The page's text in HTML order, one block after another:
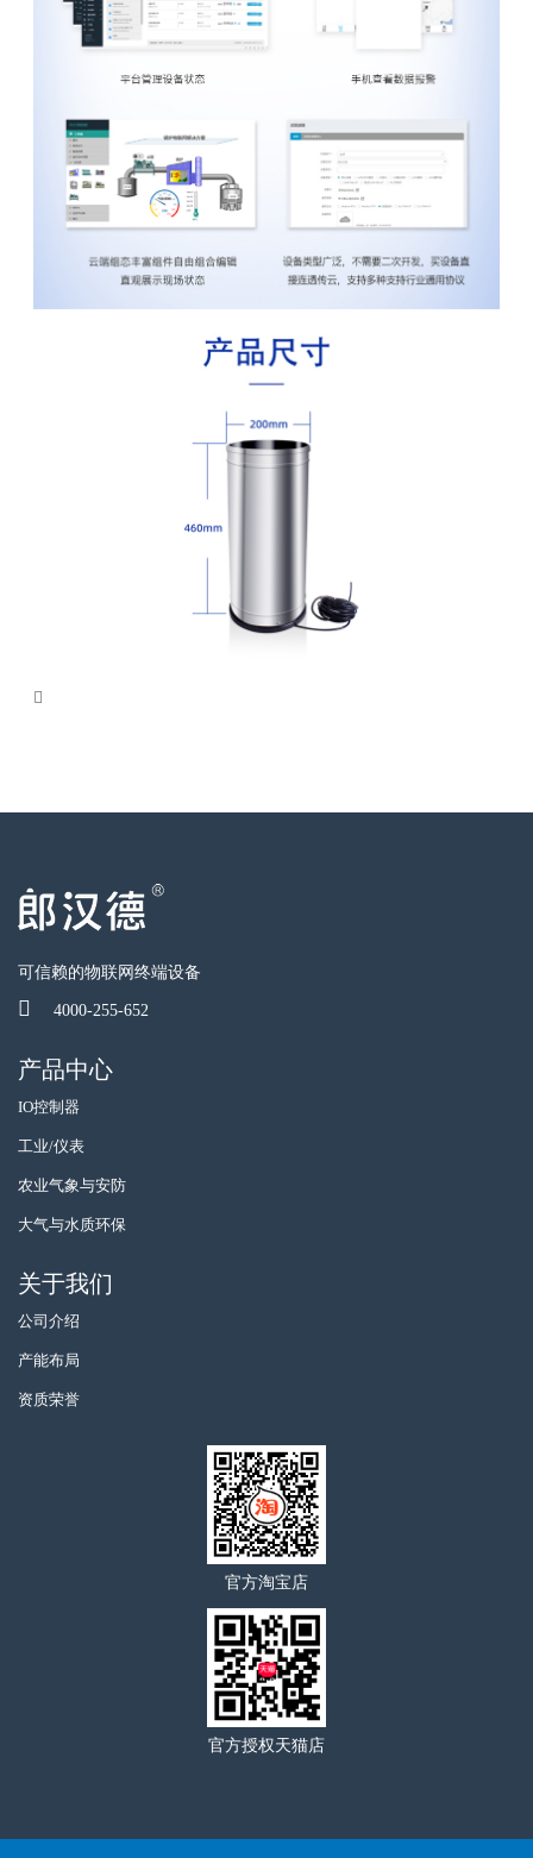
可信赖的物联网终端设备
4000-255-652
产品中心
IO控制器
工业/仪表
农业气象与安防
大气与水质环保
关于我们
公司介绍
产能布局
资质荣誉
官方淘宝店
官方授权天猫店